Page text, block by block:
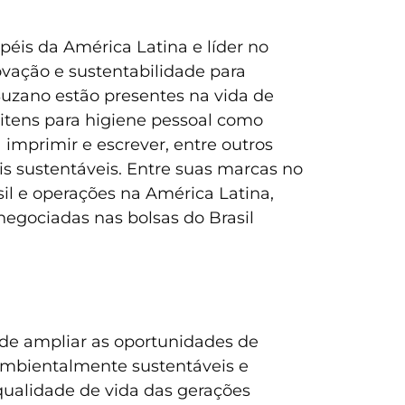
da América Latina e líder no
e sustentabilidade para
estão presentes na vida de
para higiene pessoal como
imprimir e escrever, entre outros
sustentáveis. Entre suas marcas no
e operações na América Latina,
nas bolsas do Brasil
ampliar as oportunidades de
sustentáveis e
de vida das gerações